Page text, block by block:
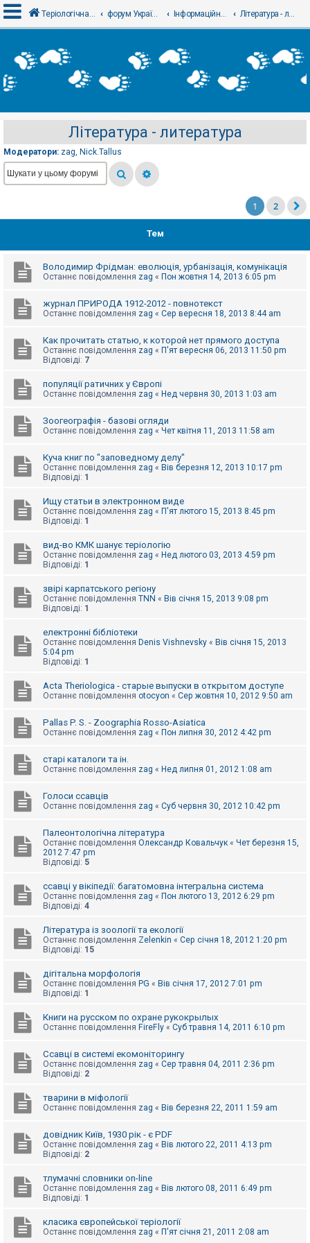
х
і
е
є
с
т
р
Т
м
б
з
п
в
д
й
А
т
м
ш
о
а
Теріологічна школа форум Українського теріологічного товариства Інформаційний відділ Література - литература
Література - литература
Модератори: zag, Nick.Tallus
1 2
Тем
Володимир Фрідман: еволюція, урбанізація, комунікація
Останнє повідомлення zag « Пон жовтня 14, 2013 6:05 pm
журнал ПРИРОДА 1912-2012 - повнотекст
Останнє повідомлення zag « Сер вересня 18, 2013 8:44 am
Как прочитать статью, к которой нет прямого доступа
Останнє повідомлення zag « П'ят вересня 06, 2013 11:50 pm
Відповіді: 7
популяції ратичних у Європі
Останнє повідомлення zag « Нед червня 30, 2013 1:03 am
Зоогеографія - базові огляди
Останнє повідомлення zag « Чет квітня 11, 2013 11:58 am
Куча книг по "заповедному делу"
Останнє повідомлення zag « Вів березня 12, 2013 10:17 pm
Відповіді: 1
Ищу статьи в электронном виде
Останнє повідомлення zag « П'ят лютого 15, 2013 8:45 pm
Відповіді: 1
вид-во КМК шанує теріологію
Останнє повідомлення zag « Нед лютого 03, 2013 4:59 pm
Відповіді: 1
звірі карпатського регіону
Останнє повідомлення TNN « Вів січня 15, 2013 9:08 pm
Відповіді: 1
електронні бібліотеки
Останнє повідомлення Denis Vishnevsky « Вів січня 15, 2013
5:04 pm
Відповіді: 1
Acta Theriologica - старые выпуски в открытом доступе
Останнє повідомлення otocyon « Сер жовтня 10, 2012 9:50 am
Pallas P. S. - Zoographia Rosso-Asiatica
Останнє повідомлення zag « Пон липня 30, 2012 4:42 pm
старі каталоги та ін.
Останнє повідомлення zag « Нед липня 01, 2012 1:08 am
Голоси ссавців
Останнє повідомлення zag « Суб червня 30, 2012 10:42 pm
Палеонтологічна література
Останнє повідомлення Олександр Ковальчук « Чет березня 15,
2012 7:47 pm
Відповіді: 5
ссавці у вікіпедії: багатомовна інтегральна система
Останнє повідомлення zag « Пон лютого 13, 2012 6:29 pm
Відповіді: 4
Література із зоології та екології
Останнє повідомлення Zelenkin « Сер січня 18, 2012 1:20 pm
Відповіді: 15
дігітальна морфологія
Останнє повідомлення PG « Вів січня 17, 2012 7:01 pm
Відповіді: 1
Книги на русском по охране рукокрылых
Останнє повідомлення FireFly « Суб травня 14, 2011 6:10 pm
Ссавці в системі екомоніторингу
Останнє повідомлення zag « Сер травня 04, 2011 2:36 pm
Відповіді: 2
тварини в міфології
Останнє повідомлення zag « Вів березня 22, 2011 1:59 am
довідник Київ, 1930 рік - є PDF
Останнє повідомлення zag « Вів лютого 22, 2011 4:13 pm
Відповіді: 2
тлумачні словники on-line
Останнє повідомлення zag « Вів лютого 08, 2011 6:49 pm
Відповіді: 1
класика європейської теріології
Останнє повідомлення zag « П'ят січня 21, 2011 2:08 am